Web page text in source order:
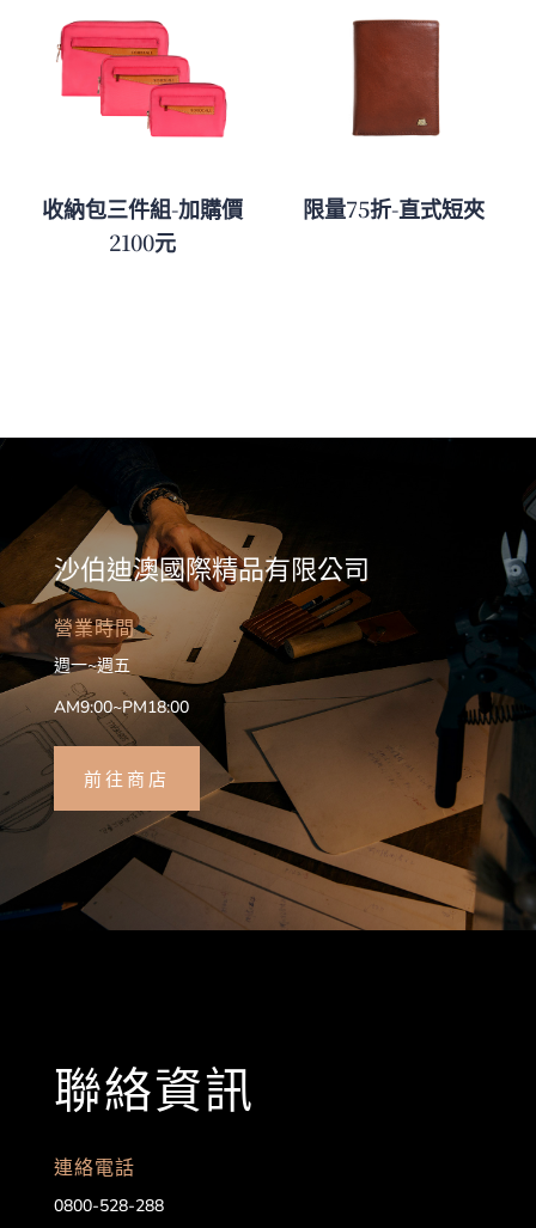
收納包三件組-加購價
2100元
限量75折-直式短夾
沙伯迪澳國際精品有限公司
營業時間
週一~週五
AM9:00~PM18:00
前往商店
聯絡資訊
連絡電話
0800-528-288